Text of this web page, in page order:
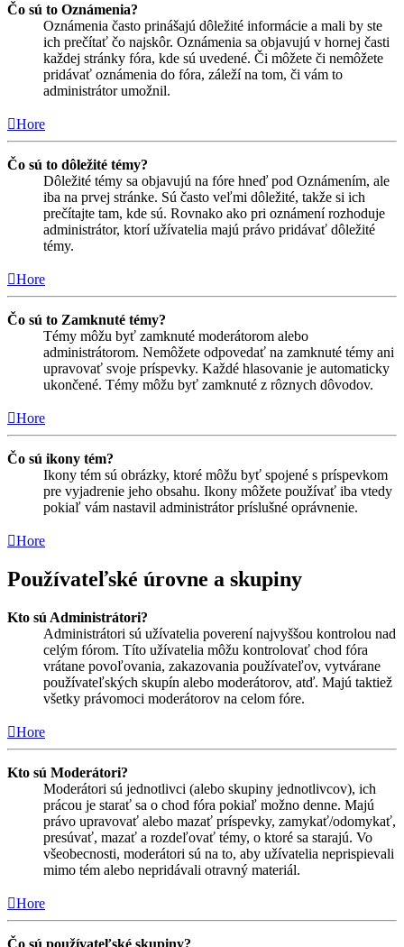
Čo sú to Oznámenia?
Oznámenia často prinášajú dôležité informácie a mali by ste
ich prečítať čo najskôr. Oznámenia sa objavujú v hornej časti
každej stránky fóra, kde sú uvedené. Či môžete či nemôžete
pridávať oznámenia do fóra, záleží na tom, či vám to
administrátor umožnil.
Hore
Čo sú to dôležité témy?
Dôležité témy sa objavujú na fóre hneď pod Oznámením, ale
iba na prvej stránke. Sú často veľmi dôležité, takže si ich
prečítajte tam, kde sú. Rovnako ako pri oznámení rozhoduje
administrátor, ktorí užívatelia majú právo pridávať dôležité
témy.
Hore
Čo sú to Zamknuté témy?
Témy môžu byť zamknuté moderátorom alebo
administrátorom. Nemôžete odpovedať na zamknuté témy ani
upravovať svoje príspevky. Každé hlasovanie je automaticky
ukončené. Témy môžu byť zamknuté z rôznych dôvodov.
Hore
Čo sú ikony tém?
Ikony tém sú obrázky, ktoré môžu byť spojené s príspevkom
pre vyjadrenie jeho obsahu. Ikony môžete používať iba vtedy
pokiaľ vám nastavil administrátor príslušné oprávnenie.
Hore
Používateľské úrovne a skupiny
Kto sú Administrátori?
Administrátori sú užívatelia poverení najvyššou kontrolou nad
celým fórom. Títo užívatelia môžu kontrolovať chod fóra
vrátane povoľovania, zakazovania používateľov, vytvárane
používateľských skupín alebo moderátorov, atď. Majú taktiež
všetky právomoci moderátorov na celom fóre.
Hore
Kto sú Moderátori?
Moderátori sú jednotlivci (alebo skupiny jednotlivcov), ich
prácou je starať sa o chod fóra pokiaľ možno denne. Majú
právo upravovať alebo mazať príspevky, zamykať/odomykať,
presúvať, mazať a rozdeľovať témy, o ktoré sa starajú. Vo
všeobecnosti, moderátori sú na to, aby užívatelia neprispievali
mimo tém alebo nepridávali otravný materiál.
Hore